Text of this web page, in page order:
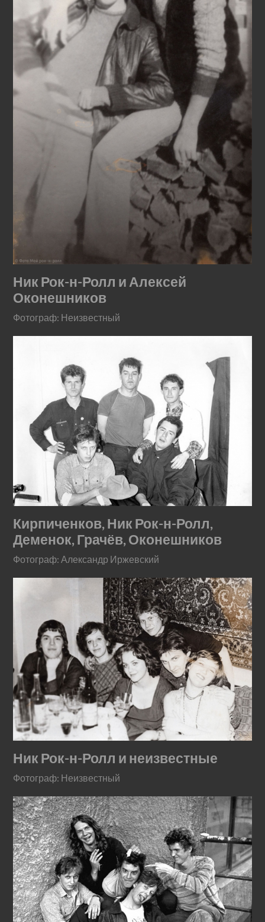
Ник Рок-н-Ролл и Алексей
Оконешников
Фотограф: Неизвестный
Кирпиченков, Ник Рок-н-Ролл,
Деменок, Грачёв, Оконешников
Фотограф: Александр Иржевский
Ник Рок-н-Ролл и неизвестные
Фотограф: Неизвестный